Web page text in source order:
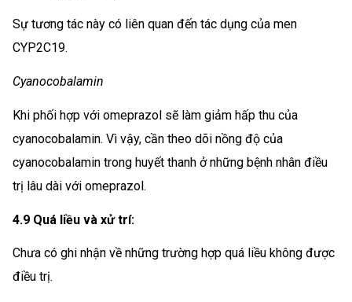
Sự tương tác này có liên quan đến tác dụng của men
CYP2C19.
Cyanocobalamin
Khi phối hợp với omeprazol sẽ làm giảm hấp thu của
cyanocobalamin. Vì vậy, cần theo dõi nồng độ của
cyanocobalamin trong huyết thanh ở những bệnh nhân điều
trị lâu dài với omeprazol.
4.9 Quá liều và xử trí:
Chưa có ghi nhận về những trường hợp quá liều không được
điều trị.